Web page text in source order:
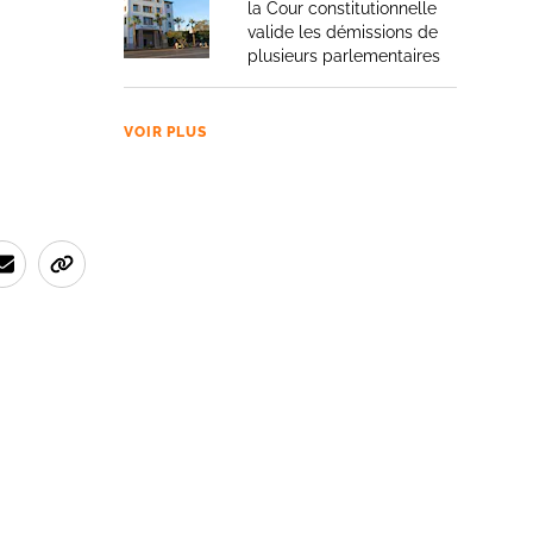
la Cour constitutionnelle
valide les démissions de
plusieurs parlementaires
VOIR PLUS